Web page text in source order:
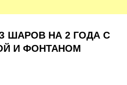
ШАРОВ НА 2 ГОДА С
И ФОНТАНОМ